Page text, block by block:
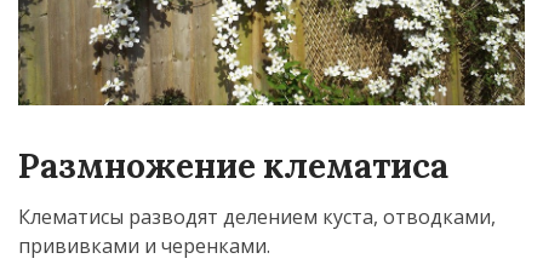
Размножение клематиса
Клематисы разводят делением куста, отводками,
прививками и черенками.